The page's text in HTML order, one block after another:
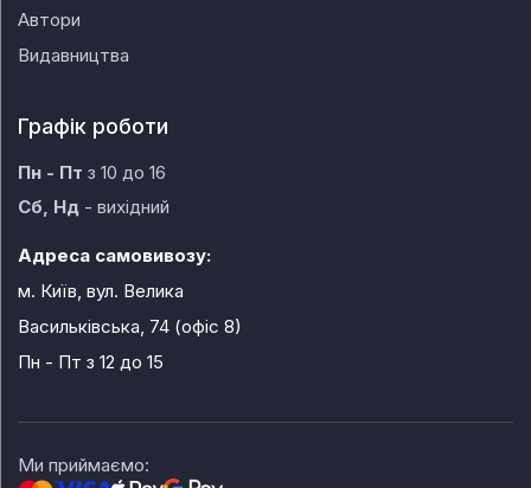
Автори
Видавництва
Графік роботи
Пн - Пт з 10 до 16
Сб, Нд - вихідний
Адреса самовивозу:
м. Київ, вул. Велика
Васильківська, 74 (офіс 8)
Пн - Пт з 12 до 15
Ми приймаємо: